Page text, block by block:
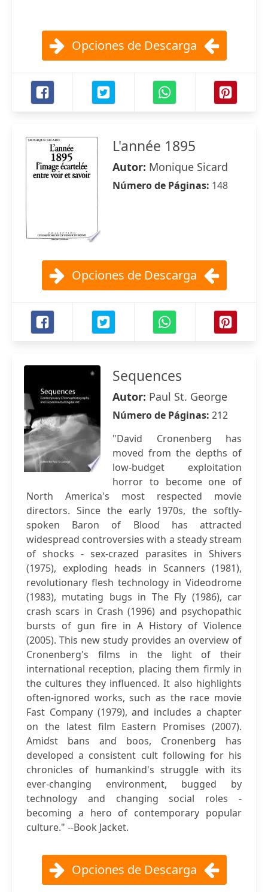
Opciones de Descarga
L'année 1895
Autor: Monique Sicard
Número de Páginas: 148
Opciones de Descarga
Sequences
Autor: Paul St. George
Número de Páginas: 212
"David Cronenberg has
moved from the depths of
low-budget exploitation
horror to become one of
North America's most respected movie
directors. Since the early 1970s, the softly-
spoken Baron of Blood has attracted
widespread controversies with a steady stream
of shocks - sex-crazed parasites in Shivers
(1975), exploding heads in Scanners (1981),
revolutionary flesh technology in Videodrome
(1983), mutating bugs in The Fly (1986), car
crash scars in Crash (1996) and psychopathic
bursts of gun fire in A History of Violence
(2005). This new study provides an overview of
Cronenberg's films in the light of their
international reception, placing them firmly in
the cultures they influenced. It also highlights
often-ignored works, such as the race movie
Fast Company (1979), and includes a chapter
on the latest film Eastern Promises (2007).
Amidst bans and boos, Cronenberg has
developed a consistent cult following for his
chronicles of humankind's struggle with its
ever-changing environment, bugged by
technology and changing social roles -
becoming a hero of contemporary popular
culture." --Book Jacket.
Opciones de Descarga